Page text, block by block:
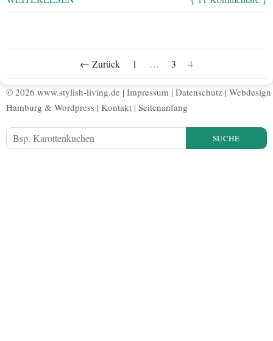
← Zurück 1 … 3 4
© 2026 www.stylish-living.de | Impressum | Datenschutz | Webdesign
Hamburg & Wordpress | Kontakt | Seitenanfang
SUCHE